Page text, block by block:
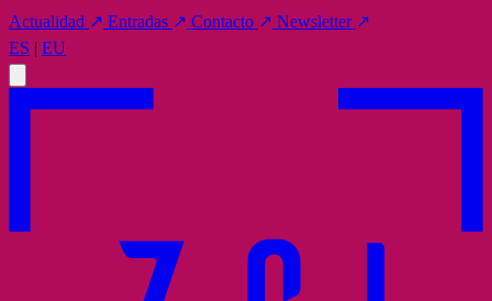
Actualidad ↗ Entradas ↗ Contacto ↗ Newsletter ↗
ES | EU